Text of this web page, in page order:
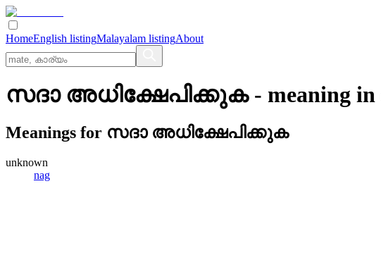
HomeEnglish listingMalayalam listingAbout
സദാ അധിക്ഷേപിക്കുക- meaning in
Meanings for സദാ അധിക്ഷേപിക്കുക
unknown
nag